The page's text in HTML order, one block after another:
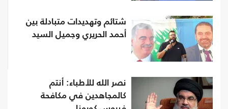
شتائم وتهديدات متبادلة بين
أحمد الحريري وجميل السيد
نصر الله للأطباء: أنتم
كالمجاهدين في مكافحة